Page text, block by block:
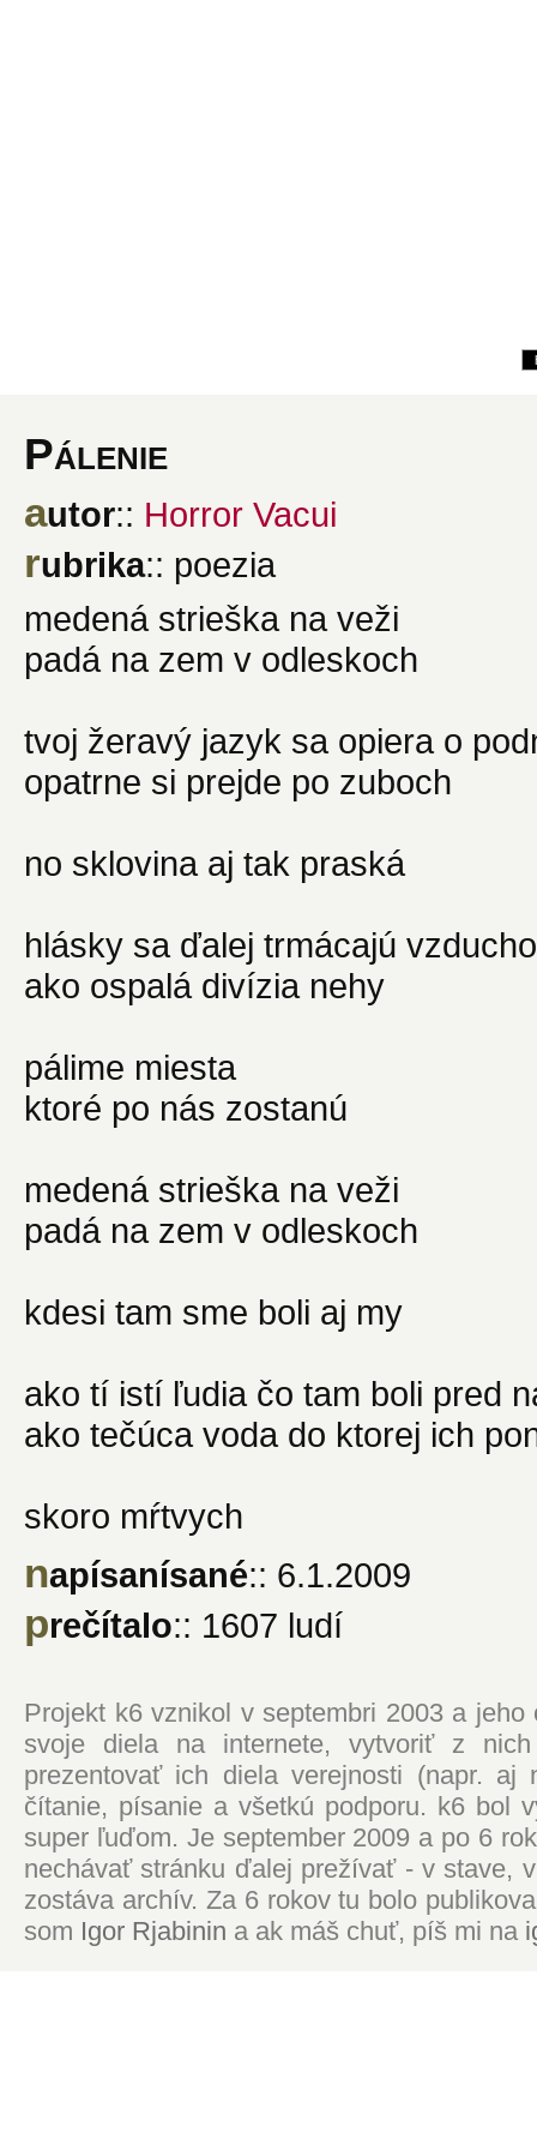
Pálenie
autor:: Horror Vacui
rubrika:: poezia
medená strieška na veži
padá na zem v odleskoch
tvoj žeravý jazyk sa opiera o
opatrne si prejde po zuboch
no sklovina aj tak praská
hlásky sa ďalej trmácajú
ako ospalá divízia nehy
pálime miesta
ktoré po nás zostanú
medená strieška na veži
padá na zem v odleskoch
kdesi tam sme boli aj my
ako tí istí ľudia čo tam boli pred
ako tečúca voda do ktorej ich
skoro mŕtvych
napísanísané:: 6.1.2009
prečítalo:: 1607 ludí
Projekt k6 vznikol v septembri 2003 a
svoje diela na internete, vytvoriť z
prezentovať ich diela verejnosti (napr. aj
čítanie, písanie a všetkú podporu. k6 bol
super ľuďom. Je september 2009 a po 6
nechávať stránku ďalej prežívať - v stave,
zostáva archív. Za 6 rokov tu bolo
som Igor Rjabinin a ak máš chuť, píš mi na